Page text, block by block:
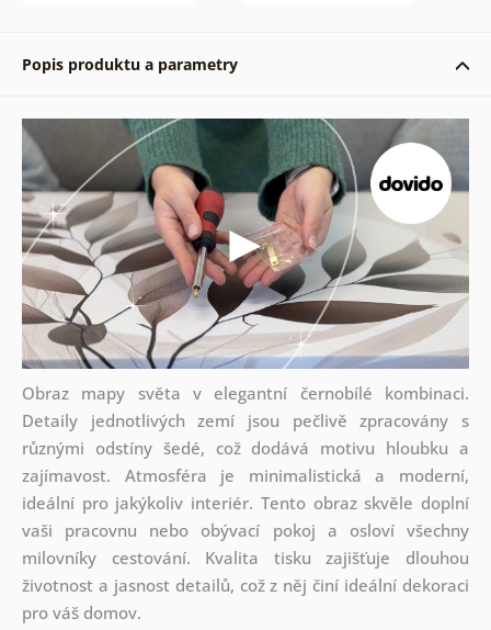
Popis produktu a parametry
Obraz mapy světa v elegantní černobílé kombinaci.
Detaily jednotlivých zemí jsou pečlivě zpracovány s
různými odstíny šedé, což dodává motivu hloubku a
zajímavost. Atmosféra je minimalistická a moderní,
ideální pro jakýkoliv interiér. Tento obraz skvěle doplní
vaši pracovnu nebo obývací pokoj a osloví všechny
milovníky cestování. Kvalita tisku zajišťuje dlouhou
životnost a jasnost detailů, což z něj činí ideální dekoraci
pro váš domov.